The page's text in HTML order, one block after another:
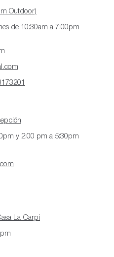
Outdoor)
de 10:30am a 7:00pm
y 2:00 pm a 5:30pm
La Carpi